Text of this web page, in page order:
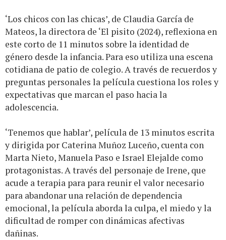
‘Los chicos con las chicas’, de Claudia García de
Mateos, la directora de ‘El pisito (2024), reflexiona en
este corto de 11 minutos sobre la identidad de
género desde la infancia. Para eso utiliza una escena
cotidiana de patio de colegio. A través de recuerdos y
preguntas personales la película cuestiona los roles y
expectativas que marcan el paso hacia la
adolescencia.
‘Tenemos que hablar’, película de 13 minutos escrita
y dirigida por Caterina Muñoz Luceño, cuenta con
Marta Nieto, Manuela Paso e Israel Elejalde como
protagonistas. A través del personaje de Irene, que
acude a terapia para para reunir el valor necesario
para abandonar una relación de dependencia
emocional, la película aborda la culpa, el miedo y la
dificultad de romper con dinámicas afectivas
dañinas.